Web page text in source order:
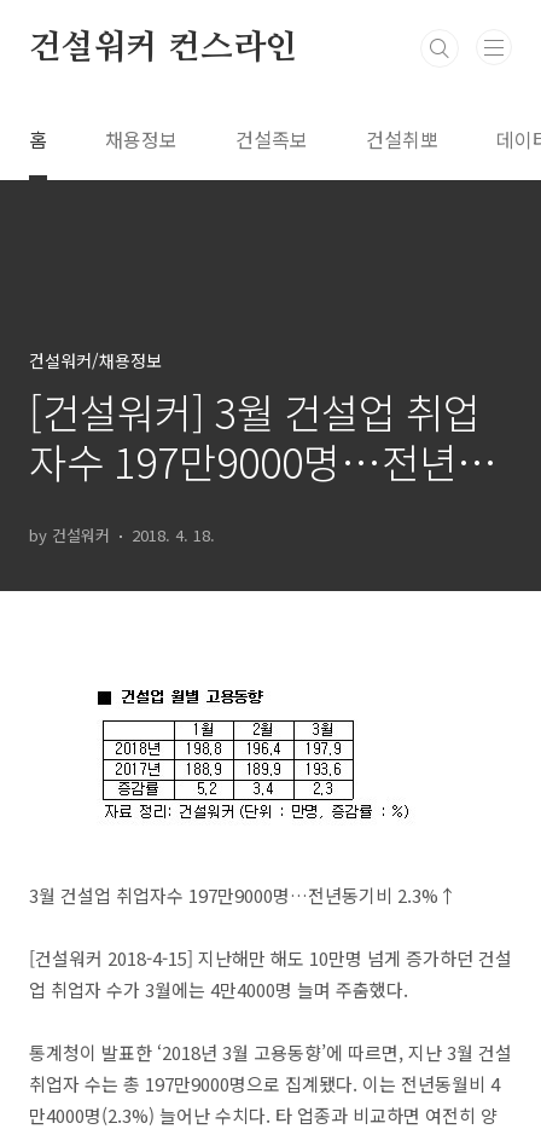
건설워커 컨스라인
홈 채용정보 건설족보 건설취뽀 데이
건설워커/채용정보
[건설워커] 3월 건설업 취업
자수 197만9000명…전년동
by 건설워커 2018. 4. 18.
3월 건설업 취업자수 197만9000명…전년동기비 2.3%↑
[건설워커 2018-4-15] 지난해만 해도 10만명 넘게 증가하던 건설
업 취업자 수가 3월에는 4만4000명 늘며 주춤했다.
통계청이 발표한 ‘2018년 3월 고용동향’에 따르면, 지난 3월 건설
취업자 수는 총 197만9000명으로 집계됐다. 이는 전년동월비 4
만4000명(2.3%) 늘어난 수치다. 타 업종과 비교하면 여전히 양